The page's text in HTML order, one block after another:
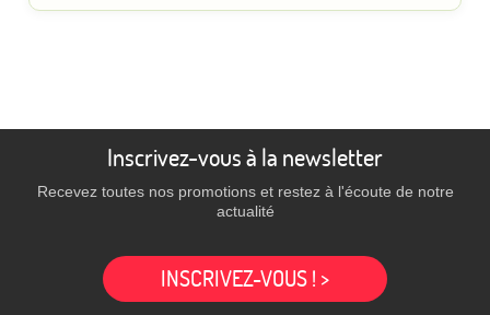
Inscrivez-vous à la newsletter
Recevez toutes nos promotions et restez à l'écoute de notre
actualité
INSCRIVEZ-VOUS ! >